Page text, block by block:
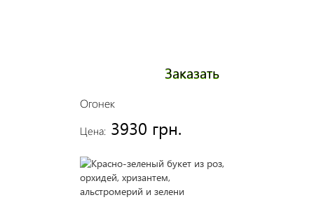
Огонек
Цена: 3930 грн.
Заказать